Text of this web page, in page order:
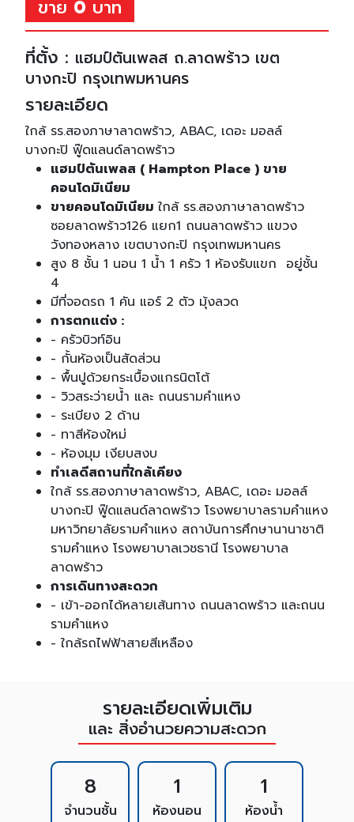
ขาย 0 บาท
ที่ตั้ง : แฮมป์ตันเพลส ถ.ลาดพร้าว เขต
บางกะปิ กรุงเทพมหานคร
รายละเอียด
ใกล้ รร.สองภาษาลาดพร้าว, ABAC, เดอะ มอลล์
บางกะปิ ฟู๊ดแลนด์ลาดพร้าว
แฮมป์ตันเพลส ( Hampton Place ) ขาย
คอนโดมิเนียม
ขายคอนโดมิเนียมใกล้ รร.สองภาษาลาดพร้าว
ซอยลาดพร้าว126 แยก1 ถนนลาดพร้าว แขวง
วังทองหลาง เขตบางกะปิ กรุงเทพมหานคร
สูง 8 ชั้น 1 นอน 1 น้ำ 1 ครัว 1 ห้องรับแขก อยู่ชั้น
4
มีที่จอดรถ 1 คัน แอร์ 2 ตัว มุ้งลวด
การตกแต่ง :
- ครัวบิวท์อิน
- กั้นห้องเป็นสัดส่วน
- พื้นปูด้วยกระเบื้องแกรนิตโต้
- วิวสระว่ายน้ำ และ ถนนรามคำแหง
- ระเบียง 2 ด้าน
- ทาสีห้องใหม่
- ห้องมุม เงียบสงบ
ทำเลดีสถานที่ใกล้เคียง
ใกล้ รร.สองภาษาลาดพร้าว, ABAC, เดอะ มอลล์
บางกะปิ ฟู๊ดแลนด์ลาดพร้าว โรงพยาบาลรามคำแหง
มหาวิทยาลัยรามคำแหง สถาบันการศึกษานานาชาติ
รามคำแหง โรงพยาบาลเวชธานี โรงพยาบาล
ลาดพร้าว
การเดินทางสะดวก
- เข้า-ออกได้หลายเส้นทาง ถนนลาดพร้าว และถนน
รามคำแหง
- ใกล้รถไฟฟ้าสายสีเหลือง
รายละเอียดเพิ่มเติม
และ สิ่งอำนวยความสะดวก
8
จำนวนชั้น
1
ห้องนอน
1
ห้องน้ำ